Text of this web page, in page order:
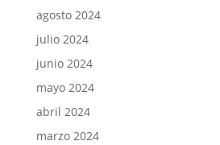
agosto 2024
julio 2024
junio 2024
mayo 2024
abril 2024
marzo 2024